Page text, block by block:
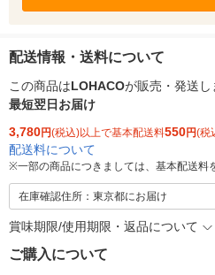
配送情報・送料について
この商品はLOHACOが販売・発送し
最短翌日お届け
3,780円(税込)以上で基本配送料550円(税
配送料について
※一部の商品につきましては、基本配送料
在庫確認住所：東京都にお届け
賞味期限/使用期限・返品について
ご購入について